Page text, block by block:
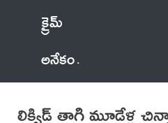
క్రైమ్
అనేకం
లిక్విడ్ తాగి మూడేళ్ల